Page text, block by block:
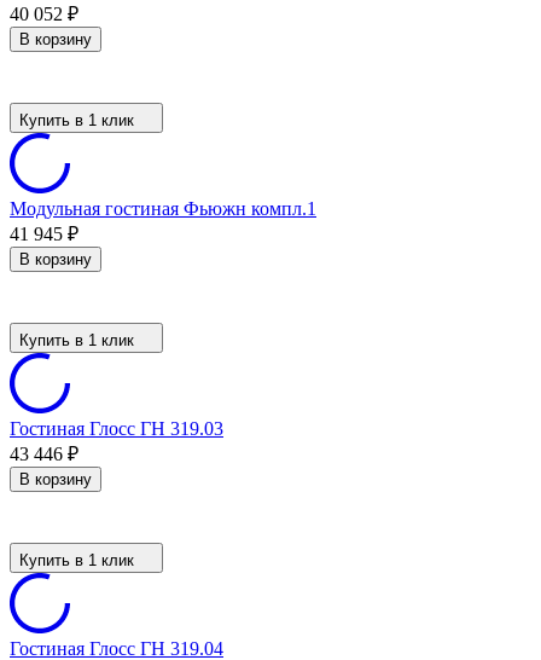
40 052 ₽
В корзину
Купить в 1 клик
Модульная гостиная Фьюжн компл.1
41 945 ₽
В корзину
Купить в 1 клик
Гостиная Глосс ГН 319.03
43 446 ₽
В корзину
Купить в 1 клик
Гостиная Глосс ГН 319.04